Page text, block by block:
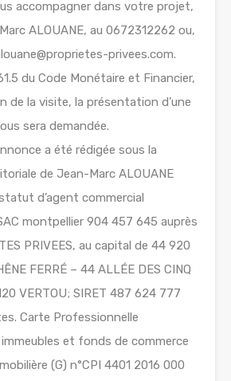
accompagner dans votre projet,
ALOUANE, au 0672312262 ou,
privees.com.
du Code Monétaire et Financier,
de la visite, la présentation d’une
sera demandée.
a été rédigée sous la
de Jean-Marc ALOUANE
d’agent commercial
montpellier 904 457 645 auprès
PRIVEES, au capital de 44 920
FERRÉ – 44 ALLÉE DES CINQ
VERTOU; SIRET 487 624 777
Carte Professionnelle
et fonds de commerce
(G) n°CPI 4401 2016 000